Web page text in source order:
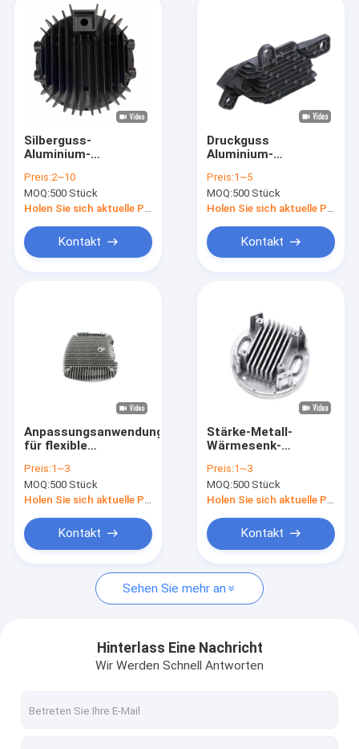
Videos
Über uns
Neuigkeiten
Blog
Bitte um ein Angebot
CNC-bearbeitete Teile
CNC-Drehteile
Silberguss-
Aluminium-
Kompakt-
elektronische
Wärmebecken
Preis:2~10
MOQ:500 Stück
Holen Sie sich aktuelle Preis
Kontakt
Druckguss
Aluminium-
Preis:1~5
MOQ:500 Stück
Holen Sie sich aktuelle Preis
Kontakt
Anpassungsanwendungen
für flexible
Aluminium-
Wärmewaschbecken,
Teile für
Wärmewaschbecken
Preis:1~3
MOQ:500 Stück
Holen Sie sich aktuelle Preis
Kontakt
Stärke-Metall-
Wärmesenk-
Anodisierung
Aluminiumlegierung
Druckguss
Preis:1~3
MOQ:500 Stück
Holen Sie sich aktuelle Preis
Kontakt
Sehen Sie mehr an
Hinterlass Eine Nachricht
Wir Werden Schnell Antworten